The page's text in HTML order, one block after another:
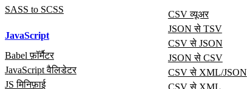
SASS to SCSS
JavaScript
Babel फ़ॉर्मैटर
JavaScript वैलिडेटर
JS मिनिफ़ाई
CSV व्यूअर
JSON से TSV
CSV से JSON
JSON से CSV
CSV से XML/JSON
CSV से XML